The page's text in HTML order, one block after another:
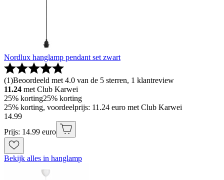
Nordlux hanglamp pendant set zwart
(1)Beoordeeld met 4.0 van de 5 sterren, 1 klantreview
11.24 met Club Karwei
25% korting25% korting
25% korting, voordeelprijs: 11.24 euro met Club Karwei
14.99
Prijs: 14.99 euro
Bekijk alles in hanglamp